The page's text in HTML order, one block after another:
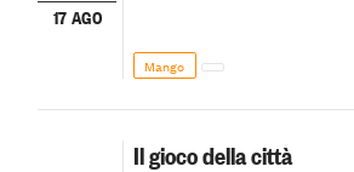
17 AGO
Mango
Il gioco della città